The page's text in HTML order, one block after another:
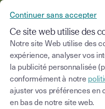
Blog
Choisir une catégorie
Continuer sans accepter
Ce site web utilise des
Notre site Web utilise des
expérience, analyser vos
la publicité personnalisée
conformément à notre
ajuster vos préférences en
en bas de notre site web.